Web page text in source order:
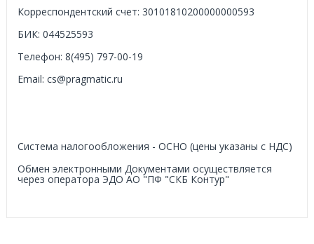
Корреспондентский счет: 30101810200000000593
БИК: 044525593
Телефон: 8(495) 797-00-19
Email: cs@pragmatic.ru
Система налогообложения - ОСНО (цены указаны с НДС)
Обмен электронными Документами осуществляется
через оператора ЭДО АО "ПФ "СКБ Контур"